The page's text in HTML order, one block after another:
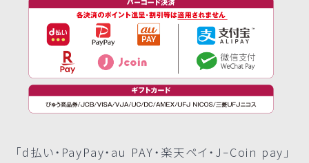
「d払い・PayPay・au PAY・楽天ペイ・JｰCoin pay」